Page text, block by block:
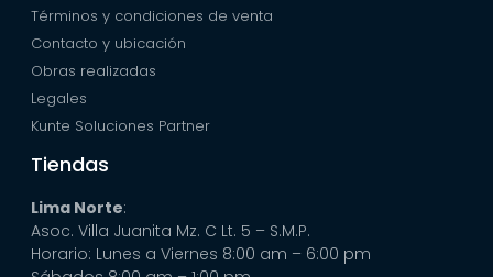
Términos y condiciones de venta
Contacto y ubicación
Obras realizadas
Legales
Kunte Soluciones Partner
Tiendas
Lima Norte:
Asoc. Villa Juanita Mz. C Lt. 5 – S.M.P.
Horario: Lunes a Viernes 8:00 am – 6:00 pm